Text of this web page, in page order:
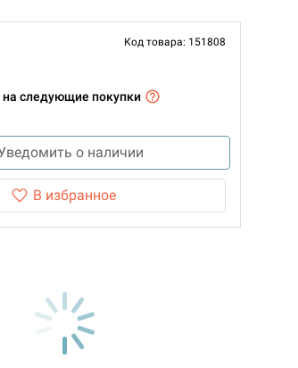
Код товара: 151808
на следующие покупки
о наличии
В избранное